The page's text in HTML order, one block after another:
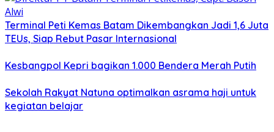
Terminal Peti Kemas Batam Dikembangkan Jadi 1,6 Juta
TEUs, Siap Rebut Pasar Internasional
Kesbangpol Kepri bagikan 1.000 Bendera Merah Putih
Sekolah Rakyat Natuna optimalkan asrama haji untuk
kegiatan belajar